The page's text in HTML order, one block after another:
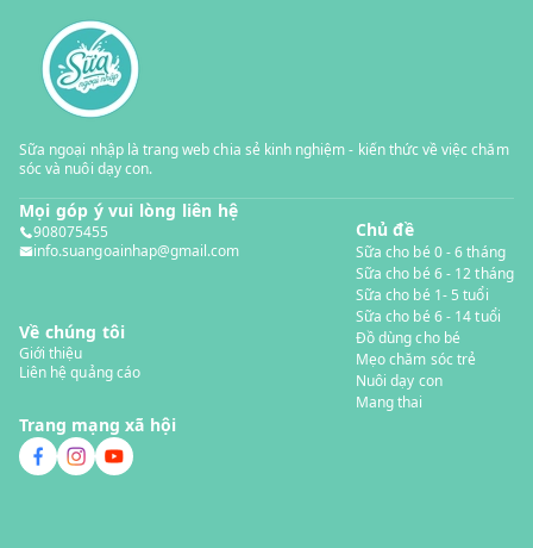
Sữa ngoại nhập là trang web chia sẻ kinh nghiệm - kiến thức về việc chăm
sóc và nuôi dạy con.
Mọi góp ý vui lòng liên hệ
908075455
info.suangoainhap@gmail.com
Về chúng tôi
Giới thiệu
Liên hệ quảng cáo
Trang mạng xã hội
Chủ đề
Sữa cho bé 0 - 6 tháng
Sữa cho bé 6 - 12 tháng
Sữa cho bé 1- 5 tuổi
Sữa cho bé 6 - 14 tuổi
Đồ dùng cho bé
Mẹo chăm sóc trẻ
Nuôi dạy con
Mang thai